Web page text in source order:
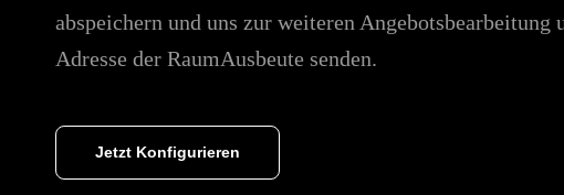
abspeichern und uns zur weiteren
Adresse der RaumAusbeute senden.
Jetzt Konfigurieren